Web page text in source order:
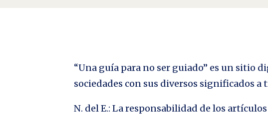
“Una guía para no ser guiado” es un sitio
sociedades con sus diversos significados
N. del E.: La responsabilidad de los